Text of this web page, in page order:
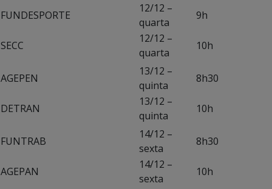
FUNDESPORTE
12/12 –
quarta
9h
SECC
12/12 –
quarta
10h
AGEPEN
13/12 –
quinta
8h30
DETRAN
13/12 –
quinta
10h
FUNTRAB
14/12 –
sexta
8h30
AGEPAN
14/12 –
sexta
10h